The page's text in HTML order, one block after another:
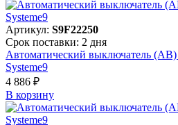
Артикул: S9F22250
Срок поставки: 2 дня
Автоматический выключатель
Systeme9
4 886 ₽
В корзинy